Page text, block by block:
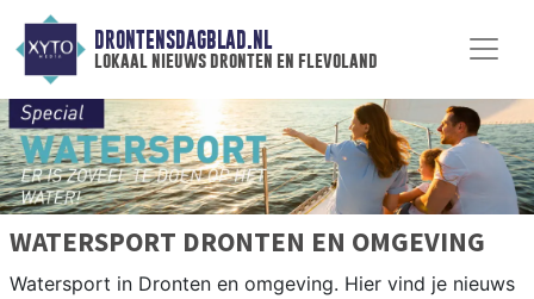
DRONTENSDAGBLAD.NL
lokaal nieuws dronten en flevoland
WATERSPORT DRONTEN EN OMGEVING
Watersport in Dronten en omgeving. Hier vind je nieuws